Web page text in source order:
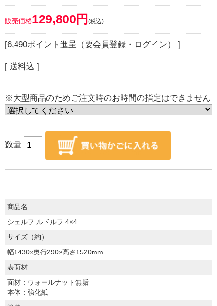
販売価格129,800円 (税込)
[6,490ポイント進呈（要会員登録・ログイン） ]
[ 送料込 ]
※大型商品のためご注文時のお時間の指定はできません
数量
商品名
シェルフ ルドルフ 4×4
サイズ（約）
幅1430×奥行290×高さ1520mm
表面材
面材：ウォールナット無垢
本体：強化紙